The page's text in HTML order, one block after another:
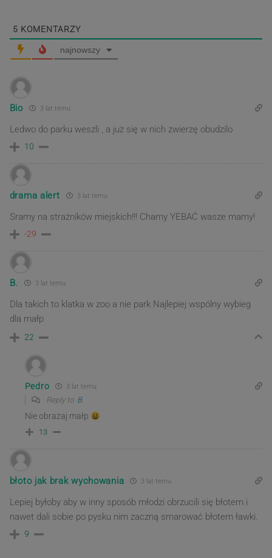
5 KOMENTARZY
najnowszy
Bio 3 lat temu
Ledwo do parku weszli , a już się w nich zwierzę obudzilo
10
drama alert 3 lat temu
Sramy na strażników miejskich!!! Chamy YEBAĆ wasze mamy!
-29
B. 3 lat temu
Dla takich to klatka w zoo a nie park Najlepiej wspólny wybieg
dla małp
22
Pedro 3 lat temu
Reply to B.
Nie obrażaj małp
13
błoto jak brak wychowania 3 lat temu
Lepiej byłoby aby w inny sposób młodzi obrzucili się błotem i
nawet dali sobie po pysku nim zaczną smarować błotem ławki.
9